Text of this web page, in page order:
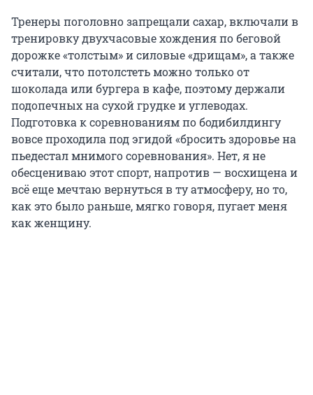
Тренеры поголовно запрещали сахар, включали в
тренировку двухчасовые хождения по беговой
дорожке «толстым» и силовые «дрищам», а также
считали, что потолстеть можно только от
шоколада или бургера в кафе, поэтому держали
подопечных на сухой грудке и углеводах.
Подготовка к соревнованиям по бодибилдингу
вовсе проходила под эгидой «бросить здоровье на
пьедестал мнимого соревнования». Нет, я не
обесцениваю этот спорт, напротив — восхищена и
всё еще мечтаю вернуться в ту атмосферу, но то,
как это было раньше, мягко говоря, пугает меня
как женщину.